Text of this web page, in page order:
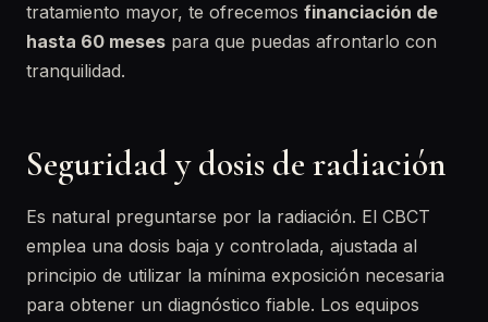
tratamiento mayor, te ofrecemos financiación de
hasta 60 meses para que puedas afrontarlo con
tranquilidad.
Seguridad y dosis de radiación
Es natural preguntarse por la radiación. El CBCT
emplea una dosis baja y controlada, ajustada al
principio de utilizar la mínima exposición necesaria
para obtener un diagnóstico fiable. Los equipos